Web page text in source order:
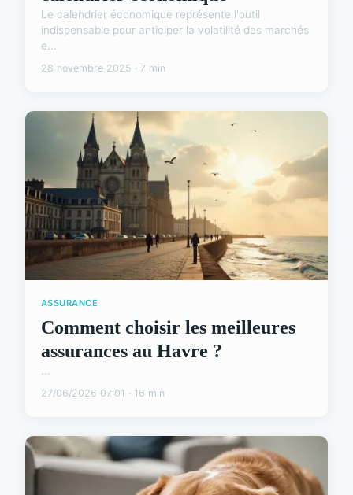
Le calendrier économique représente l'outil
indispensable pour anticiper la volatilité des marchés
e...
28 novembre 2025 · 7 min
ASSURANCE
Comment choisir les meilleures
assurances au Havre ?
...
27/06/2026 07:01 · 16 min